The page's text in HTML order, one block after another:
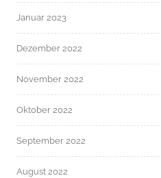
Januar 2023
Dezember 2022
November 2022
Oktober 2022
September 2022
August 2022